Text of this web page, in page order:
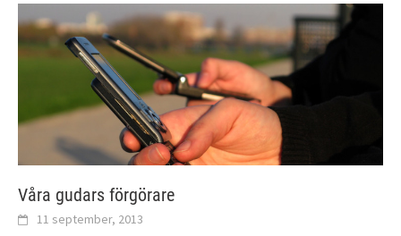
Våra gudars förgörare
11 september, 2013